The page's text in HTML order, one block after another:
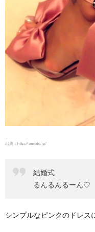
出典： http://ameblo.jp/
結婚式
るんるんるーん♡
シンプルなピンクのドレス